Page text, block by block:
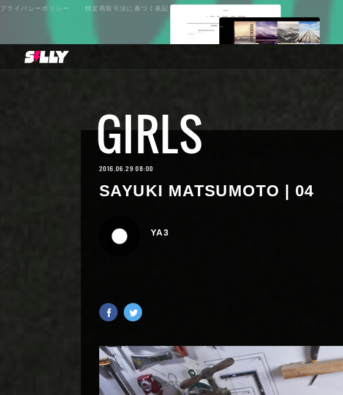
GIRLS
2016.06.29 08:00
SAYUKI MATSUMOTO | 04
YA3
プライバシーポリシー 特定商取引法に基づく表記